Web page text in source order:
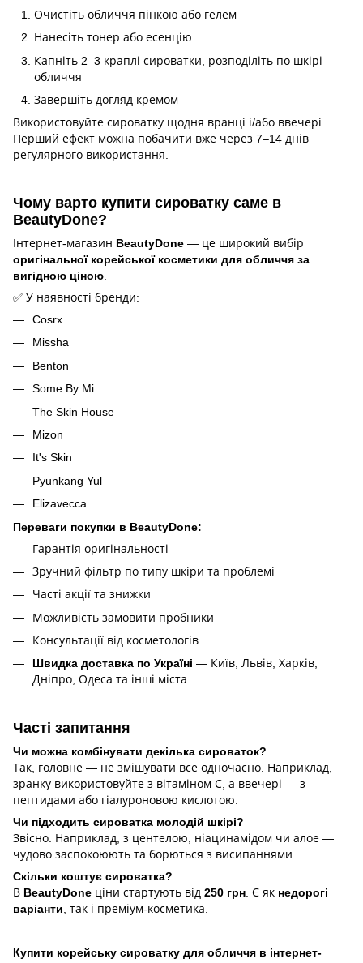
Очистіть обличчя пінкою або гелем
Нанесіть тонер або есенцію
Капніть 2–3 краплі сироватки, розподіліть по шкірі
обличчя
Завершіть догляд кремом
Використовуйте сироватку щодня вранці і/або ввечері.
Перший ефект можна побачити вже через 7–14 днів
регулярного використання.
Чому варто купити сироватку саме в
BeautyDone?
Інтернет-магазин BeautyDone — це широкий вибір
оригінальної корейської косметики для обличчя за
вигідною ціною
✅ У наявності бренди:
Cosrx
Missha
Benton
Some By Mi
The Skin House
Mizon
It's Skin
Pyunkang Yul
Elizavecca
Переваги покупки в BeautyDone:
Гарантія оригінальності
Зручний фільтр по типу шкіри та проблемі
Часті акції та знижки
Можливість замовити пробники
Консультації від косметологів
Швидка доставка по Україні — Київ, Львів, Харків,
Дніпро, Одеса та інші міста
Часті запитання
Чи можна комбінувати декілька сироваток?
Так, головне — не змішувати все одночасно. Наприклад,
зранку використовуйте з вітаміном С, а ввечері — з
пептидами або гіалуроновою кислотою.
Чи підходить сироватка молодій шкірі?
Звісно. Наприклад, з центелою, ніацинамідом чи алое —
чудово заспокоюють та борються з висипаннями.
Скільки коштує сироватка?
В BeautyDone ціни стартують від 250 грн. Є як недорогі
варіанти, так і преміум-косметика.
Купити корейську сироватку для обличчя в інтернет-